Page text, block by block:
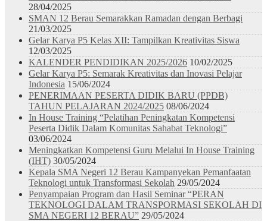
28/04/2025
SMAN 12 Berau Semarakkan Ramadan dengan Berbagi
21/03/2025
Gelar Karya P5 Kelas XII: Tampilkan Kreativitas Siswa
12/03/2025
KALENDER PENDIDIKAN 2025/2026 10/02/2025
Gelar Karya P5: Semarak Kreativitas dan Inovasi Pelajar
Indonesia 15/06/2024
PENERIMAAN PESERTA DIDIK BARU (PPDB)
TAHUN PELAJARAN 2024/2025 08/06/2024
In House Training “Pelatihan Peningkatan Kompetensi
Peserta Didik Dalam Komunitas Sahabat Teknologi”
03/06/2024
Meningkatkan Kompetensi Guru Melalui In House Training
(IHT) 30/05/2024
Kepala SMA Negeri 12 Berau Kampanyekan Pemanfaatan
Teknologi untuk Transformasi Sekolah 29/05/2024
Penyampaian Program dan Hasil Seminar “PERAN
TEKNOLOGI DALAM TRANSPORMASI SEKOLAH DI
SMA NEGERI 12 BERAU” 29/05/2024